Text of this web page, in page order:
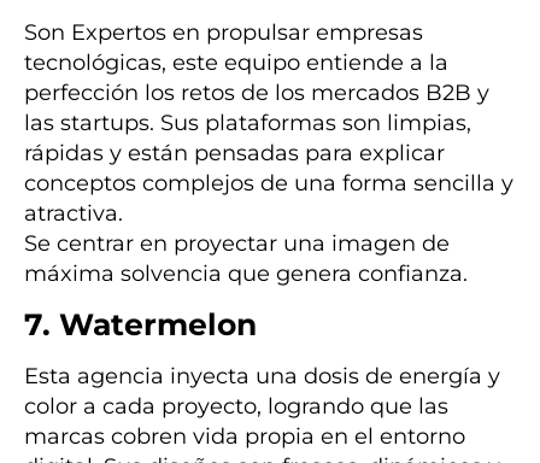
Son Expertos en propulsar empresas
tecnológicas, este equipo entiende a la
perfección los retos de los mercados B2B y
las startups. Sus plataformas son limpias,
rápidas y están pensadas para explicar
conceptos complejos de una forma sencilla y
atractiva.
Se centrar en proyectar una imagen de
máxima solvencia que genera confianza.
7. Watermelon
Esta agencia inyecta una dosis de energía y
color a cada proyecto, logrando que las
marcas cobren vida propia en el entorno